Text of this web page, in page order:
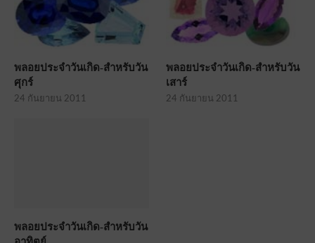
พลอยประจำวันเกิด-สำหรับวัน
ศุกร์
24 กันยายน 2011
พลอยประจำวันเกิด-สำหรับวัน
เสาร์
24 กันยายน 2011
พลอยประจำวันเกิด-สำหรับวัน